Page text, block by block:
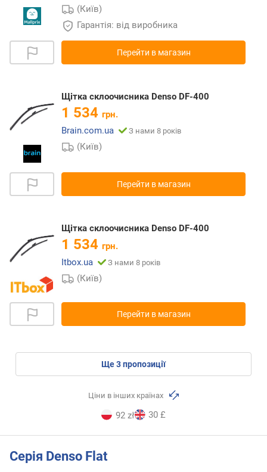
(Київ)
Гарантія: від виробника
Перейти в магазин
Щітка склоочисника Denso DF-400
1 534 грн.
Brain.com.ua
З нами 8 років
(Київ)
Перейти в магазин
Щітка склоочисника Denso DF-400
1 534 грн.
Itbox.ua
З нами 8 років
(Київ)
Перейти в магазин
ще3пропозиції
Ціни в інших країнах
92 zł 30 £
Серія Denso Flat